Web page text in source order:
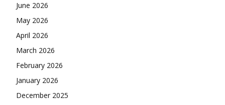
June 2026
May 2026
April 2026
March 2026
February 2026
January 2026
December 2025